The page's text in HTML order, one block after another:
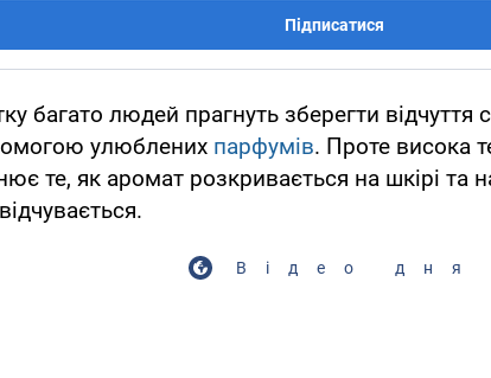
Підписатися
багато людей прагнуть зберегти відчуття
улюблених парфумів. Проте висока
те, як аромат розкривається на шкірі та
Відео дня